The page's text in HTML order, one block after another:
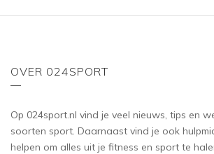
OVER 024SPORT
Op 024sport.nl vind je veel nieuws, tips en
soorten sport. Daarnaast vind je ook
helpen om alles uit je fitness en sport te